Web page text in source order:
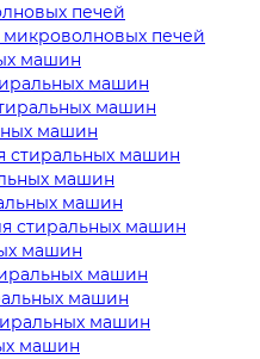
печей
печей
машин
машин
машин
машин
стиральных машин
машин
машин
стиральных машин
машин
машин
машин
машин
машин